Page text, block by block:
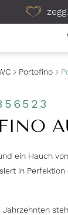
Portofino
ein Hauch
in
Jahrzehnten